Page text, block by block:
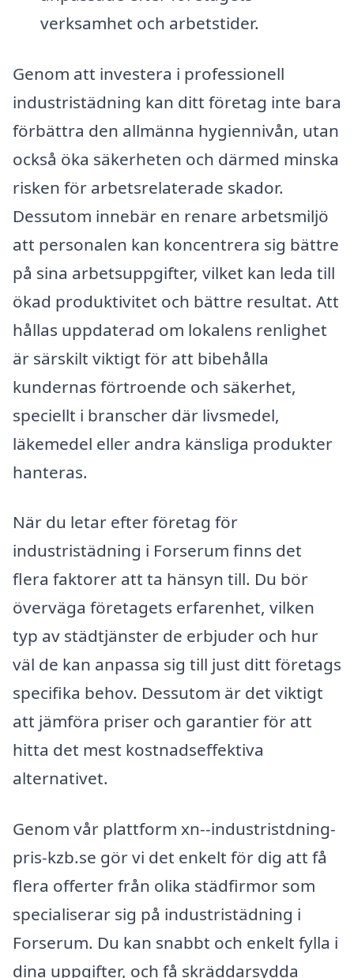
verksamhet och arbetstider.
Genom att investera i professionell
industristädning kan ditt företag inte bara
förbättra den allmänna hygiennivån, utan
också öka säkerheten och därmed minska
risken för arbetsrelaterade skador.
Dessutom innebär en renare arbetsmiljö
att personalen kan koncentrera sig bättre
på sina arbetsuppgifter, vilket kan leda till
ökad produktivitet och bättre resultat. Att
hållas uppdaterad om lokalens renlighet
är särskilt viktigt för att bibehålla
kundernas förtroende och säkerhet,
speciellt i branscher där livsmedel,
läkemedel eller andra känsliga produkter
hanteras.
När du letar efter företag för
industristädning i Forserum finns det
flera faktorer att ta hänsyn till. Du bör
överväga företagets erfarenhet, vilken
typ av städtjänster de erbjuder och hur
väl de kan anpassa sig till just ditt företags
specifika behov. Dessutom är det viktigt
att jämföra priser och garantier för att
hitta det mest kostnadseffektiva
alternativet.
Genom vår plattform xn--industristdning-
pris-kzb.se gör vi det enkelt för dig att få
flera offerter från olika städfirmor som
specialiserar sig på industristädning i
Forserum. Du kan snabbt och enkelt fylla i
dina uppgifter, och få skräddarsydda